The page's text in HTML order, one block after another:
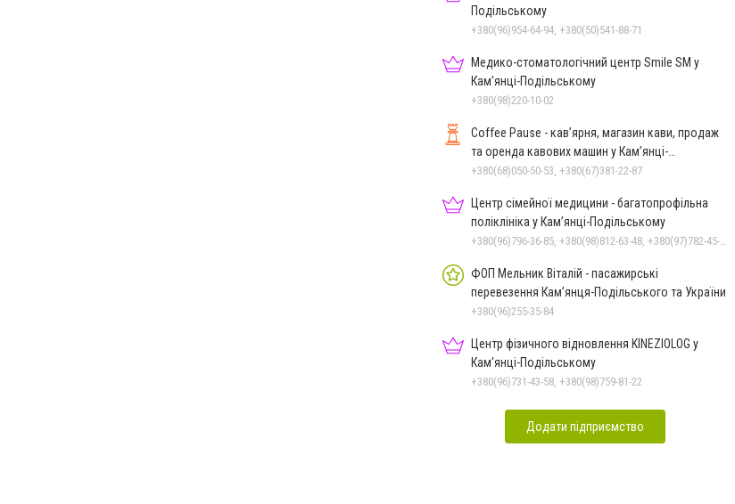
Подільському
+380(96)954-64-94, +380(50)541-88-71
Медико-стоматологічний центр Smile SM у
Кам’янці-Подільському
+380(98)220-10-02
Coffee Pause - кав’ярня, магазин кави, продаж
та оренда кавових машин у Кам’янці-
Подільському
+380(68)050-50-53, +380(67)381-22-87
Центр сімейної медицини - багатопрофільна
поліклініка у Кам’янці-Подільському
+380(96)796-36-85, +380(98)812-63-48, +380(97)782-45-70
ФОП Мельник Віталій - пасажирські
перевезення Кам’янця-Подільського та України
+380(96)255-35-84
Центр фізичного відновлення KINEZIOLOG у
Кам'янці-Подільському
+380(96)731-43-58, +380(98)759-81-22
Додати підприємство